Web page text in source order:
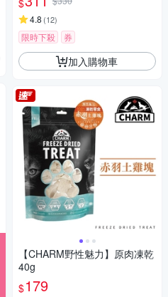
$
4.8 (12)
限時下殺 券
加入購物車
【CHARM野性魅力】原肉凍乾
40g
$179